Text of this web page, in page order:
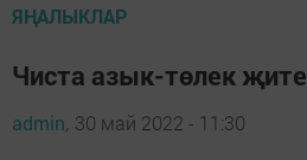
ЯҢАЛЫКЛАР
Чиста азык-төлек
admin, 30 май 2022 - 11:30